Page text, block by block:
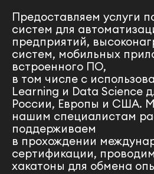
Предоставляем услуги
систем для
предприятий,
систем, мобильных
встроенного ПО,
в том числе с
Learning и Data Science
России, Европы и США.
нашим специалистам
поддерживаем
в прохождении
сертификации,
хакатоны для обмена